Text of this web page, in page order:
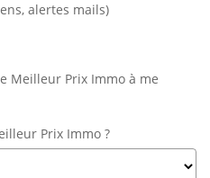
alertes mails)
Meilleur Prix Immo à me
Prix Immo ?